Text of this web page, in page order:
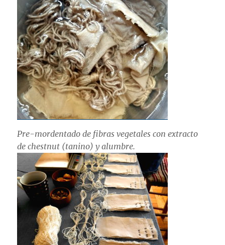
Pre-mordentado de fibras vegetales con extracto
de chestnut (tanino) y alumbre.